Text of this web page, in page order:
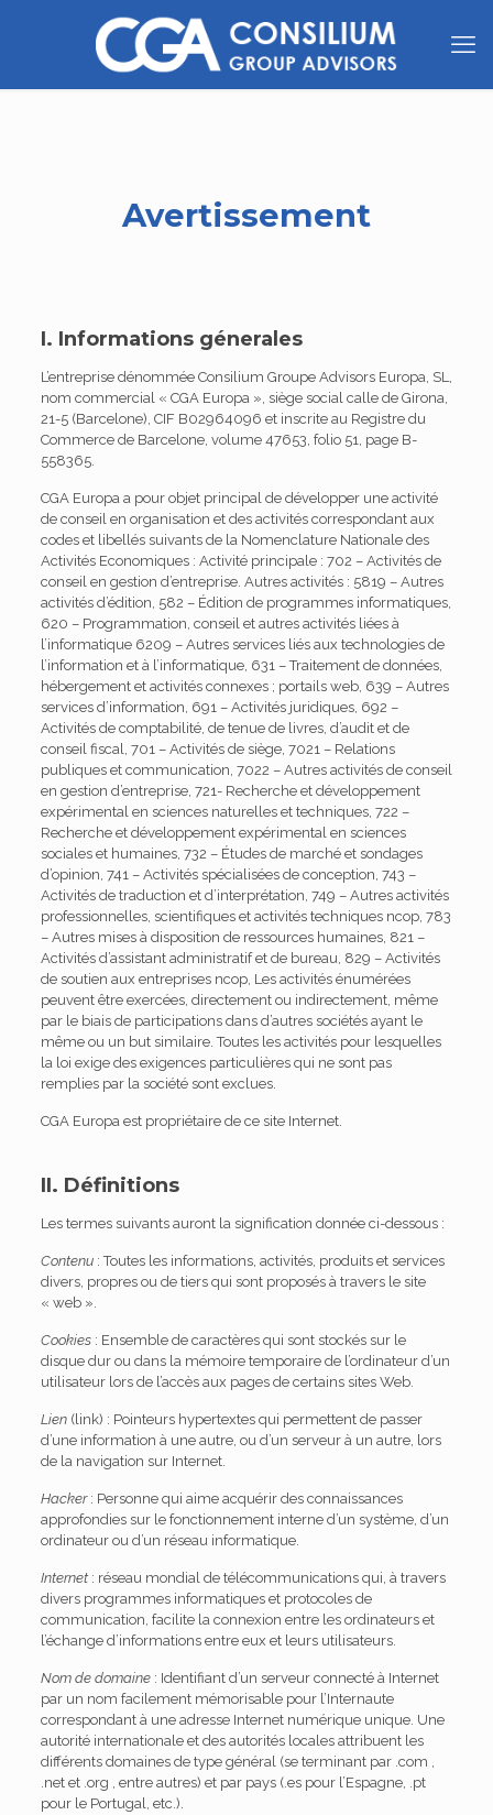
Avertissement
I. Informations génerales
L’entreprise dénommée Consilium Groupe Advisors Europa, SL,
nom commercial « CGA Europa », siège social calle de Girona,
21-5 (Barcelone), CIF B02964096 et inscrite au Registre du
Commerce de Barcelone, volume 47653, folio 51, page B-
558365.
CGA Europa a pour objet principal de développer une activité
de conseil en organisation et des activités correspondant aux
codes et libellés suivants de la Nomenclature Nationale des
Activités Economiques : Activité principale : 702 – Activités de
conseil en gestion d’entreprise. Autres activités : 5819 – Autres
activités d’édition, 582 – Édition de programmes informatiques,
620 – Programmation, conseil et autres activités liées à
l’informatique 6209 – Autres services liés aux technologies de
l’information et à l’informatique, 631 – Traitement de données,
hébergement et activités connexes ; portails web, 639 – Autres
services d’information, 691 – Activités juridiques, 692 –
Activités de comptabilité, de tenue de livres, d’audit et de
conseil fiscal, 701 – Activités de siège, 7021 – Relations
publiques et communication, 7022 – Autres activités de conseil
en gestion d’entreprise, 721- Recherche et développement
expérimental en sciences naturelles et techniques, 722 –
Recherche et développement expérimental en sciences
sociales et humaines, 732 – Études de marché et sondages
d’opinion, 741 – Activités spécialisées de conception, 743 –
Activités de traduction et d’interprétation, 749 – Autres activités
professionnelles, scientifiques et activités techniques ncop, 783
– Autres mises à disposition de ressources humaines, 821 –
Activités d’assistant administratif et de bureau, 829 – Activités
de soutien aux entreprises ncop, Les activités énumérées
peuvent être exercées, directement ou indirectement, même
par le biais de participations dans d’autres sociétés ayant le
même ou un but similaire. Toutes les activités pour lesquelles
la loi exige des exigences particulières qui ne sont pas
remplies par la société sont exclues.
CGA Europa est propriétaire de ce site Internet.
II. Définitions
Les termes suivants auront la signification donnée ci-dessous :
Contenu : Toutes les informations, activités, produits et services
divers, propres ou de tiers qui sont proposés à travers le site
« web ».
Cookies : Ensemble de caractères qui sont stockés sur le
disque dur ou dans la mémoire temporaire de l’ordinateur d’un
utilisateur lors de l’accès aux pages de certains sites Web.
Lien (link) : Pointeurs hypertextes qui permettent de passer
d’une information à une autre, ou d’un serveur à un autre, lors
de la navigation sur Internet.
Hacker : Personne qui aime acquérir des connaissances
approfondies sur le fonctionnement interne d’un système, d’un
ordinateur ou d’un réseau informatique.
Internet : réseau mondial de télécommunications qui, à travers
divers programmes informatiques et protocoles de
communication, facilite la connexion entre les ordinateurs et
l’échange d’informations entre eux et leurs utilisateurs.
Nom de domaine : Identifiant d’un serveur connecté à Internet
par un nom facilement mémorisable pour l’Internaute
correspondant à une adresse Internet numérique unique. Une
autorité internationale et des autorités locales attribuent les
différents domaines de type général (se terminant par .com ,
.net et .org , entre autres) et par pays (.es pour l’Espagne, .pt
pour le Portugal, etc.).